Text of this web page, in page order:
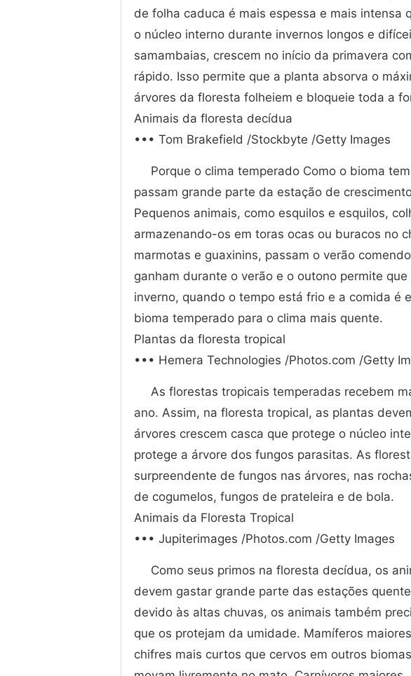
de folha caduca é mais espessa e mais intensa
o núcleo interno durante invernos longos e
samambaias, crescem no início da primavera
rápido. Isso permite que a planta absorva o
árvores da floresta folheiem e bloqueie toda a
Animais da floresta decídua
••• Tom Brakefield /Stockbyte /Getty Images
Porque o clima temperado Como o bioma
passam grande parte da estação de
Pequenos animais, como esquilos e esquilos,
armazenando-os em toras ocas ou buracos no
marmotas e guaxinins, passam o verão
ganham durante o verão e o outono permite
inverno, quando o tempo está frio e a comida é
bioma temperado para o clima mais quente.
Plantas da floresta tropical
••• Hemera Technologies /Photos.com /Getty
As florestas tropicais temperadas recebem
ano. Assim, na floresta tropical, as plantas
árvores crescem casca que protege o núcleo
protege a árvore dos fungos parasitas. As
surpreendente de fungos nas árvores, nas
de cogumelos, fungos de prateleira e de bola.
Animais da Floresta Tropical
••• Jupiterimages /Photos.com /Getty Images
Como seus primos na floresta decídua, os
devem gastar grande parte das estações
devido às altas chuvas, os animais também
que os protejam da umidade. Mamíferos
chifres mais curtos que cervos em outros